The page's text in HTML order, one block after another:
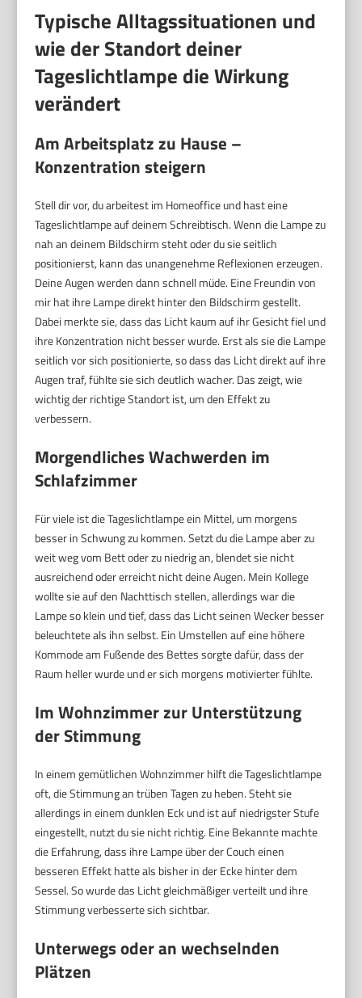
Typische Alltagssituationen und
wie der Standort deiner
Tageslichtlampe die Wirkung
verändert
Am Arbeitsplatz zu Hause –
Konzentration steigern
Stell dir vor, du arbeitest im Homeoffice und hast eine
Tageslichtlampe auf deinem Schreibtisch. Wenn die Lampe zu
nah an deinem Bildschirm steht oder du sie seitlich
positionierst, kann das unangenehme Reflexionen erzeugen.
Deine Augen werden dann schnell müde. Eine Freundin von
mir hat ihre Lampe direkt hinter den Bildschirm gestellt.
Dabei merkte sie, dass das Licht kaum auf ihr Gesicht fiel und
ihre Konzentration nicht besser wurde. Erst als sie die Lampe
seitlich vor sich positionierte, so dass das Licht direkt auf ihre
Augen traf, fühlte sie sich deutlich wacher. Das zeigt, wie
wichtig der richtige Standort ist, um den Effekt zu
verbessern.
Morgendliches Wachwerden im
Schlafzimmer
Für viele ist die Tageslichtlampe ein Mittel, um morgens
besser in Schwung zu kommen. Setzt du die Lampe aber zu
weit weg vom Bett oder zu niedrig an, blendet sie nicht
ausreichend oder erreicht nicht deine Augen. Mein Kollege
wollte sie auf den Nachttisch stellen, allerdings war die
Lampe so klein und tief, dass das Licht seinen Wecker besser
beleuchtete als ihn selbst. Ein Umstellen auf eine höhere
Kommode am Fußende des Bettes sorgte dafür, dass der
Raum heller wurde und er sich morgens motivierter fühlte.
Im Wohnzimmer zur Unterstützung
der Stimmung
In einem gemütlichen Wohnzimmer hilft die Tageslichtlampe
oft, die Stimmung an trüben Tagen zu heben. Steht sie
allerdings in einem dunklen Eck und ist auf niedrigster Stufe
eingestellt, nutzt du sie nicht richtig. Eine Bekannte machte
die Erfahrung, dass ihre Lampe über der Couch einen
besseren Effekt hatte als bisher in der Ecke hinter dem
Sessel. So wurde das Licht gleichmäßiger verteilt und ihre
Stimmung verbesserte sich sichtbar.
Unterwegs oder an wechselnden
Plätzen